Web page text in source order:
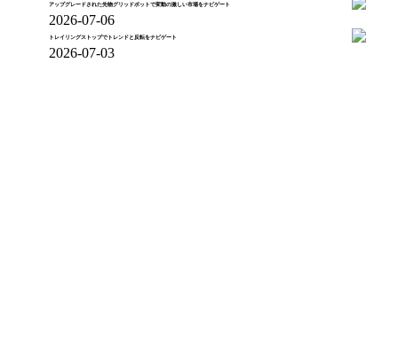
アップグレードされた先物グリッドボットで変動の激しい市場をナビゲート
2026-07-06
トレイリングストップでトレンドと反転をナビゲート
2026-07-03